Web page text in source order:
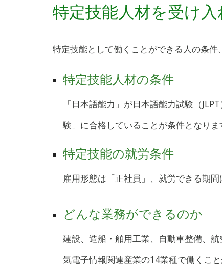
特定技能人材を受け
特定技能として働くことができる人の条
特定技能人材の条件
「日本語能力」が日本語能力試験（
験」に合格していることが条件となりま
特定技能の就労条件
雇用形態は「正社員」、 就労できる期
どんな業務ができるのか
建設、造船・舶用工業、自動車整備、
気電子情報関連産業の14業種で働くこ